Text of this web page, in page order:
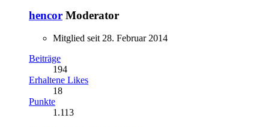
hencor Moderator
Mitglied seit 28. Februar 2014
Beiträge
194
Erhaltene Likes
18
Punkte
1.113